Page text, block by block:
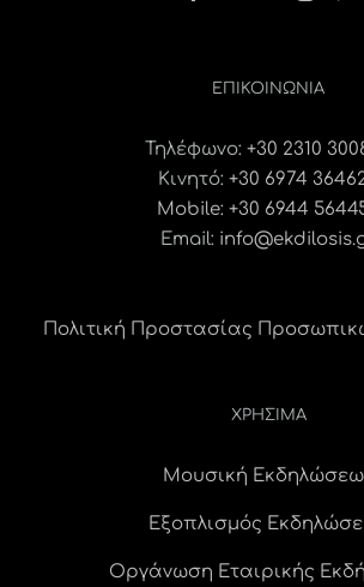
ΕΠΙΚΟΙΝΩΝΊΑ
Τηλέφωνο: +30 2310
Κινητό: +30 6974
Mobile: +30 6944
Email:
Πολιτική Προστασίας
ΧΡΗΣΙΜΑ
Μουσική
Εξοπλισμός
Οργάνωση Εταιρικής